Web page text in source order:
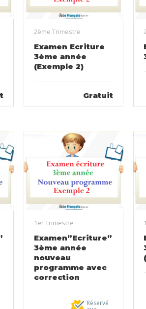
2ème Trimestre
Examen Ecriture
3ème année
(Exemple 2)
Gratuit
1er Trimestre
Examen”Ecriture”
3ème année
nouveau
programme avec
correction
Réservé